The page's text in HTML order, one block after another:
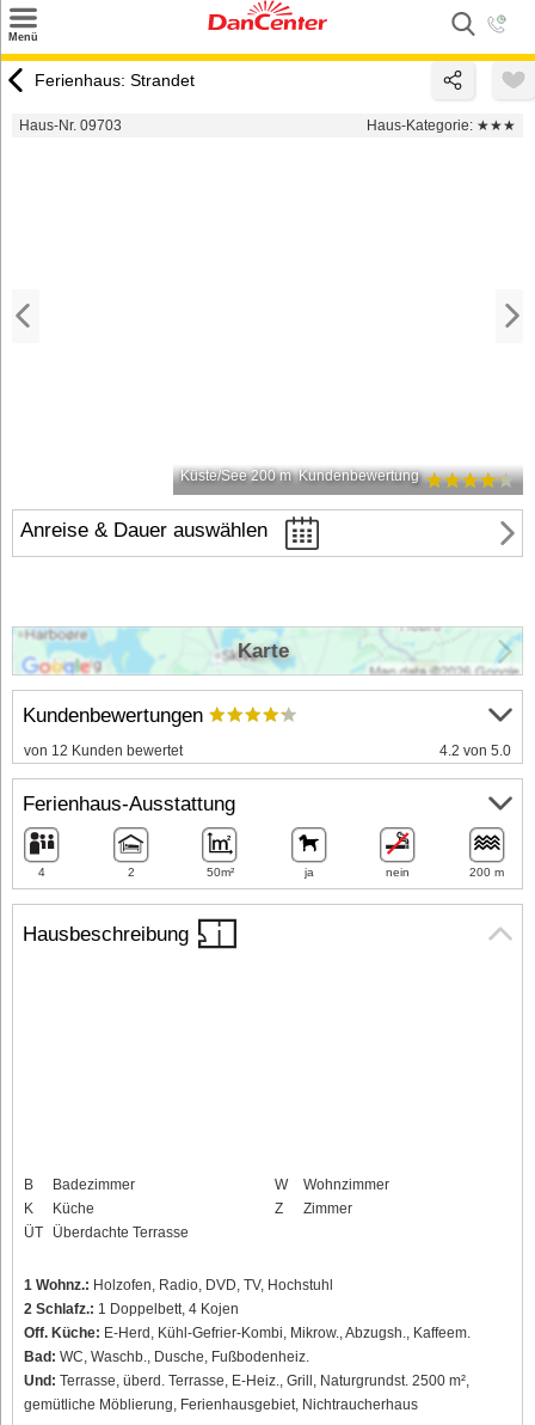
Menü
Urlaubsziele
Ferienhaus: Strandet
Haus-Nr. 09703 Haus-Kategorie: ★★★
Küste/See 200 m Kundenbewertung
Anreise & Dauer auswählen
Hausbeschreibung
B
Badezimmer
K
Küche
ÜT
Überdachte Terrasse
W
Wohnzimmer
Z
Zimmer
1 Wohnz.: Holzofen, Radio, DVD, TV, Hochstuhl
2 Schlafz.: 1 Doppelbett, 4 Kojen
Off. Küche: E-Herd, Kühl-Gefrier-Kombi, Mikrow., Abzugsh., Kaffeem.
Bad: WC, Waschb., Dusche, Fußbodenheiz.
Und: Terrasse, überd. Terrasse, E-Heiz., Grill, Naturgrundst. 2500 m²,
gemütliche Möblierung, Ferienhausgebiet, Nichtraucherhaus
Kundenbewertungen
von 12 Kunden bewertet 4.2 von 5.0
Ferienhaus-Ausstattung
4 2 50m² ja nein 200 m
Karte